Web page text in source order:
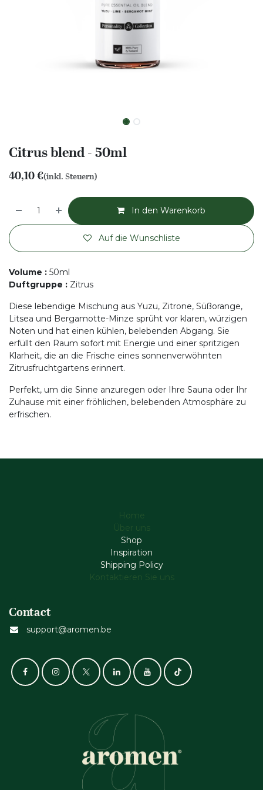
Citrus blend - 50ml
40,10€(inkl. Steuern)
In den Warenkorb
Auf die Wunschliste
Volume : 50ml
Duftgruppe : Zitrus
Diese lebendige Mischung aus Yuzu, Zitrone, Süßorange,
Litsea und Bergamotte-Minze sprüht vor klaren, würzigen
Noten und hat einen kühlen, belebenden Abgang. Sie
erfüllt den Raum sofort mit Energie und einer spritzigen
Klarheit, die an die Frische eines sonnenverwöhnten
Zitrusfruchtgartens erinnert.
Perfekt, um die Sinne anzuregen oder Ihre Sauna oder Ihr
Zuhause mit einer fröhlichen, belebenden Atmosphäre zu
erfrischen.
Home
Über uns
Shop
Inspiration
Shipping Policy
Kontaktieren Sie uns
Contact
support@aromen.be